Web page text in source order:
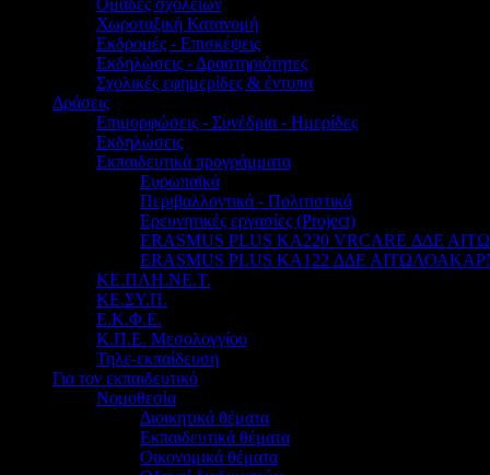
Χωροταξική Κατανομή
Εκδρομές - Επισκέψεις
Εκδηλώσεις - Δραστηριότητες
Σχολικές εφημερίδες & έντυπα
Δράσεις
Επιμορφώσεις - Συνέδρια - Ημερίδες
Εκδηλώσεις
Εκπαιδευτικά προγράμματα
Ευρωπαϊκά
Περιβαλλοντικά - Πολιτιστικά
Ερευνητικές εργασίες (Project)
ERASMUS PLUS KA220 VRCARE ΔΔΕ
ERASMUS PLUS KA122 ΔΔΕ
ΚΕ.ΠΛΗ.ΝΕ.Τ.
ΚΕ.ΣΥ.Π.
Ε.Κ.Φ.Ε.
Κ.Π.Ε. Μεσολογγίου
Τηλε-εκπαίδευση
Για τον εκπαιδευτικό
Νομοθεσία
Διοικητικά θέματα
Εκπαιδευτικά θέματα
Οικονομικά θέματα